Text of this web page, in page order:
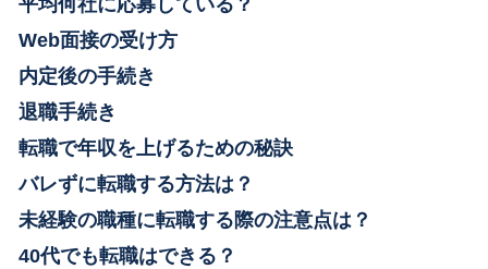
Web面接の受け方
内定後の手続き
退職手続き
転職で年収を上げるための秘訣
バレずに転職する方法は？
未経験の職種に転職する際の注意点は？
40代でも転職はできる？